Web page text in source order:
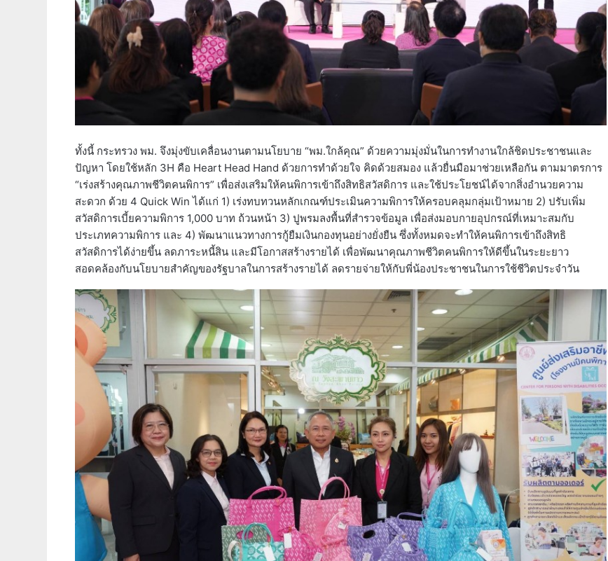
ทั้งนี้ กระทรวง พม. จึงมุ่งขับเคลื่อนงานตามนโยบาย “พม.ใกล้คุณ” ด้วยความมุ่งมั่นในการทำงานใกล้ชิดประชาชนและ
ปัญหา โดยใช้หลัก 3H คือ Heart Head Hand ด้วยการทำด้วยใจ คิดด้วยสมอง แล้วยื่นมือมาช่วยเหลือกัน ตามมาตรการ
“เร่งสร้างคุณภาพชีวิตคนพิการ” เพื่อส่งเสริมให้คนพิการเข้าถึงสิทธิสวัสดิการ และใช้ประโยชน์ได้จากสิ่งอำนวยความ
สะดวก ด้วย 4 Quick Win ได้แก่ 1) เร่งทบทวนหลักเกณฑ์ประเมินความพิการให้ครอบคลุมกลุ่มเป้าหมาย 2) ปรับเพิ่ม
สวัสดิการเบี้ยความพิการ 1,000 บาท ถ้วนหน้า 3) ปูพรมลงพื้นที่สำรวจข้อมูล เพื่อส่งมอบกายอุปกรณ์ที่เหมาะสมกับ
ประเภทความพิการ และ 4) พัฒนาแนวทางการกู้ยืมเงินกองทุนอย่างยั่งยืน ซึ่งทั้งหมดจะทำให้คนพิการเข้าถึงสิทธิ
สวัสดิการได้ง่ายขึ้น ลดภาระหนี้สิน และมีโอกาสสร้างรายได้ เพื่อพัฒนาคุณภาพชีวิตคนพิการให้ดีขึ้นในระยะยาว
สอดคล้องกับนโยบายสำคัญของรัฐบาลในการสร้างรายได้ ลดรายจ่ายให้กับพี่น้องประชาชนในการใช้ชีวิตประจำวัน